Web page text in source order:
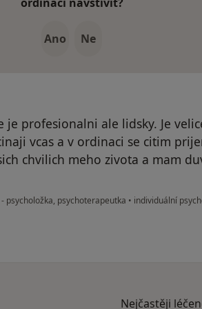
Ano Ne
je profesionalni ale lidsky. Je
vcas a v ordinaci se citim
chvilich meho zivota a mam
psycholožka, psychoterapeutka • individuální
Nejčastěji